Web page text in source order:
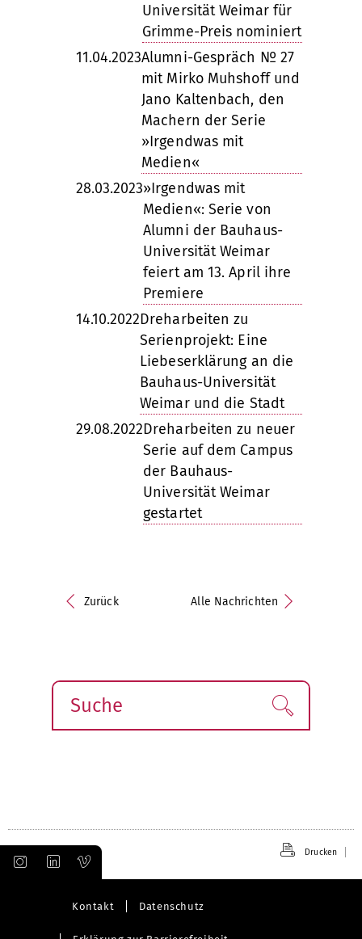
Universität Weimar für
Grimme-Preis nominiert
11.04.2023Alumni-Gespräch № 27
mit Mirko Muhshoff und
Jano Kaltenbach, den
Machern der Serie
»Irgendwas mit
Medien«
28.03.2023»Irgendwas mit
Medien«: Serie von
Alumni der Bauhaus-
Universität Weimar
feiert am 13. April ihre
Premiere
14.10.2022Dreharbeiten zu
Serienprojekt: Eine
Liebeserklärung an die
Bauhaus-Universität
Weimar und die Stadt
29.08.2022Dreharbeiten zu neuer
Serie auf dem Campus
der Bauhaus-
Universität Weimar
gestartet
Zurück Alle Nachrichten
Suche Finden!
Drucken
Kontakt Datenschutz